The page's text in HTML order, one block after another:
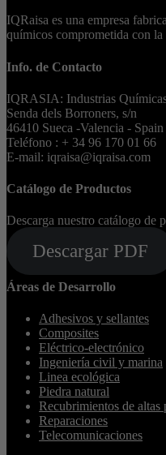
IQRaisa es una empresa
químicos comprometida con
Info. de Contacto
IQRASIA: Industrias
Senda dels Borroners, s/n
46410 Sueca -Valencia - Spain
Teléfono : + 34 96 170 01 66
E-mail: iqraisa@iqraisa.com
Catálogo de Productos
Descarga nuestro catálogo de
Descargar PDF
Áreas de Desarrollo
Adhesivos y sellantes
Composites
Eléctrico-electrónico
Ingeniería civil y marina
Linea ecológica
Piedra natural
Recubrimientos de altas
Reparaciones
Telecomunicaciones